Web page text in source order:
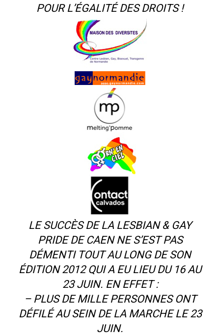
POUR L’ÉGALITÉ DES DROITS !
LE SUCCÈS DE LA LESBIAN & GAY
PRIDE DE CAEN NE S’EST PAS
DÉMENTI TOUT AU LONG DE SON
ÉDITION 2012 QUI A EU LIEU DU 16 AU
23 JUIN. EN EFFET :
– PLUS DE MILLE PERSONNES ONT
DÉFILÉ AU SEIN DE LA MARCHE LE 23
JUIN.